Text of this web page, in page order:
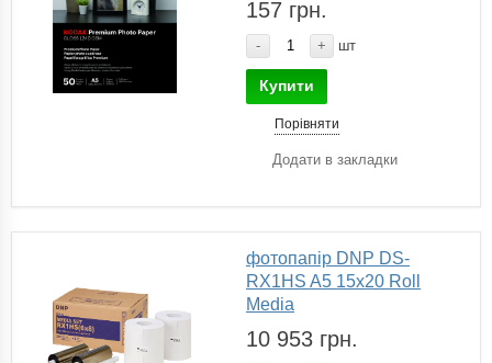
157 грн.
- + шт
Купити
Порівняти
Додати в закладки
фотопапір DNP DS-
RX1HS A5 15х20 Roll
Media
10 953 грн.